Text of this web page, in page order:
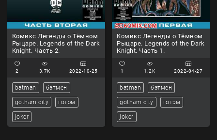
Комикс Легенды о Тёмном
Рыцаре. Legends of the Dark
Knight. Часть 2.
2 3.7K 2022-10-25
batman бэтмен
gotham city готэм
joker
Комикс Легенды о Тёмном
Рыцаре. Legends of the Dark
Knight. Часть 1.
1 1.2K 2022-04-27
batman бэтмен
gotham city готэм
joker